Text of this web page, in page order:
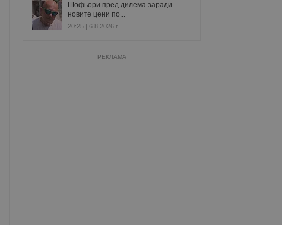
Шофьори пред дилема заради
новите цени по...
20:25 | 6.8.2026 г.
РЕКЛАМА